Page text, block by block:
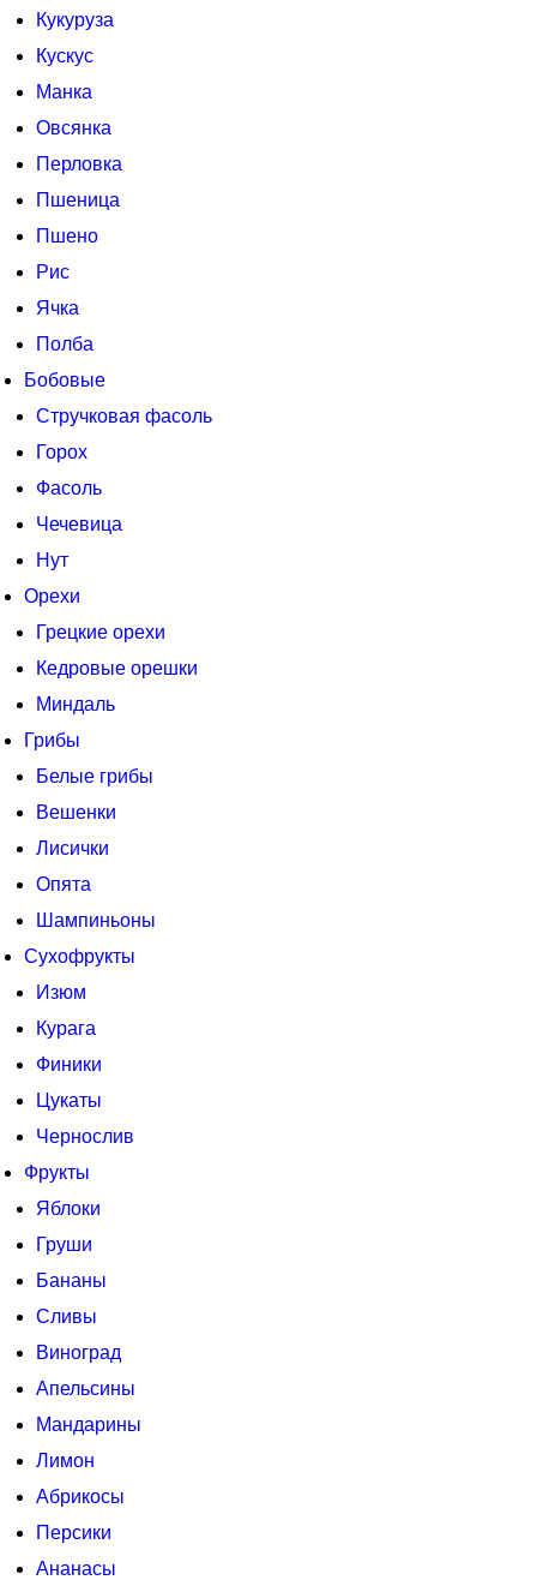
Кукуруза
Кускус
Манка
Овсянка
Перловка
Пшеница
Пшено
Рис
Ячка
Полба
Бобовые
Стручковая фасоль
Горох
Фасоль
Чечевица
Нут
Орехи
Грецкие орехи
Кедровые орешки
Миндаль
Грибы
Белые грибы
Вешенки
Лисички
Опята
Шампиньоны
Сухофрукты
Изюм
Курага
Финики
Цукаты
Чернослив
Фрукты
Яблоки
Груши
Бананы
Сливы
Виноград
Апельсины
Мандарины
Лимон
Абрикосы
Персики
Ананасы